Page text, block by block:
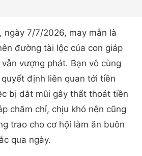
ngày 7/7/2026, may mắn là
đường tài lộc của con giáp
vượng phát. Bạn vô cùng
định liên quan tới tiền
bị dắt mũi gây thất thoát tiền
chăm chỉ, chịu khó nên cũng
trao cho cơ hội làm ăn buôn
qua ngày.